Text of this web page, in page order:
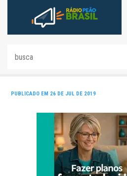
PUBLICADO EM 26 DE JUL DE 2019